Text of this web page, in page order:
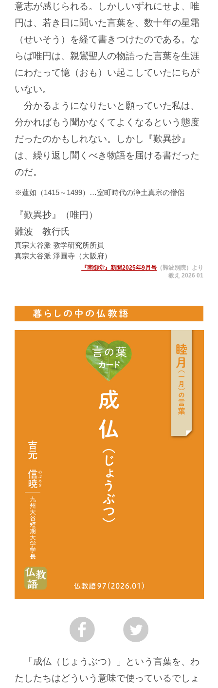
意志が感じられる。しかしいずれにせよ、唯
円は、若き日に聞いた言葉を、数十年の星霜
（せいそう）を経て書きつけたのである。な
らば唯円は、親鸞聖人の物語った言葉を生涯
にわたって憶（おも）い起こしていたにちが
いない。
分かるようになりたいと願っていた私は、
分かればもう聞かなくてよくなるという態度
だったのかもしれない。しかし『歎異抄』
は、繰り返し聞くべき物語を届ける書だった
のだ。
蓮如（1415～1499） 室町時代の浄土真宗の僧侶
『歎異抄』（唯円）
難波 教行氏
真宗大谷派 教学研究所所員
真宗大谷派 淨圓寺（大阪府）
『南御堂』新聞2025年9月号 （難波別院）より
教え 2026 01
「成仏（じょうぶつ）」という言葉を、わ
たしたちはどういう意味で使っているでしょ